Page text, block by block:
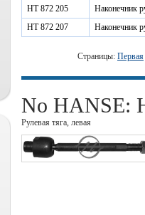
HT 872 205
Наконечник
HT 872 207
Наконечник
Страницы: Первая
No HANSE:
Рулевая тяга, левая